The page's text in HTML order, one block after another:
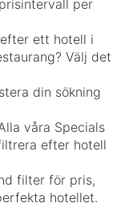
per
ett hotell i
Välj det
din sökning
våra Specials
efter hotell
filter för pris,
hotellet.